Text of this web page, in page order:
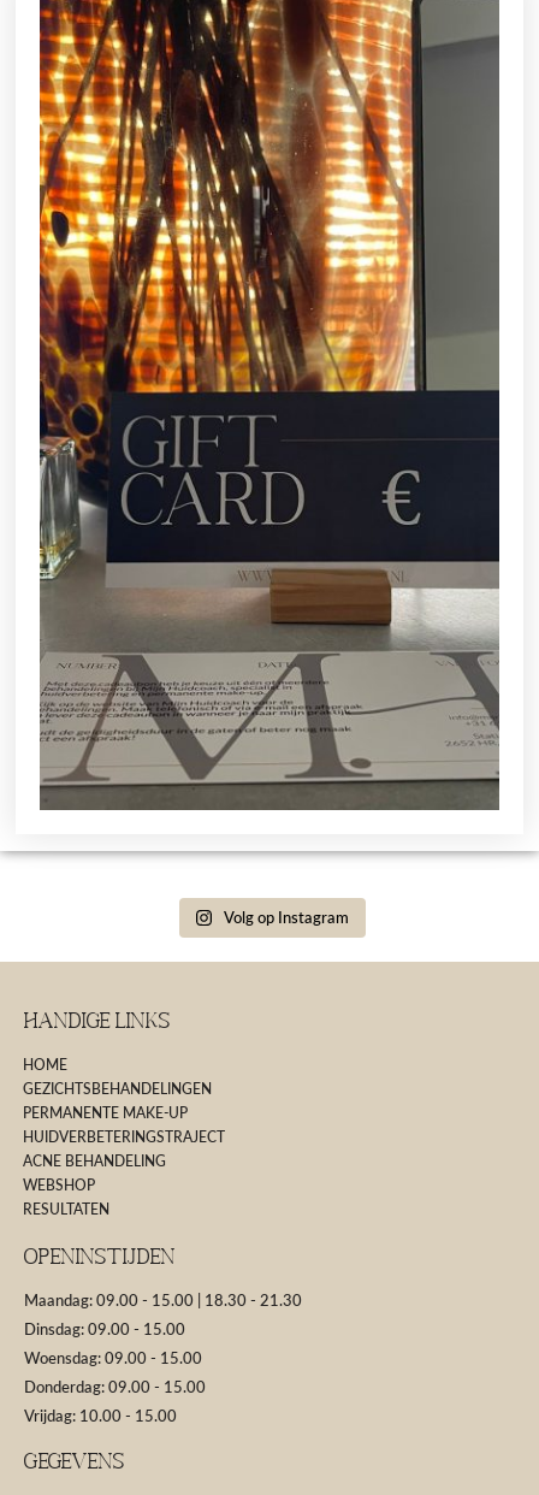
Volg op Instagram
Handige Links
HOME
GEZICHTSBEHANDELINGEN
PERMANENTE MAKE-UP
HUIDVERBETERINGSTRAJECT
ACNE BEHANDELING
WEBSHOP
RESULTATEN
Openinstijden
Maandag: 09.00 - 15.00 | 18.30 - 21.30
Dinsdag: 09.00 - 15.00
Woensdag: 09.00 - 15.00
Donderdag: 09.00 - 15.00
Vrijdag: 10.00 - 15.00
GEGEVENS